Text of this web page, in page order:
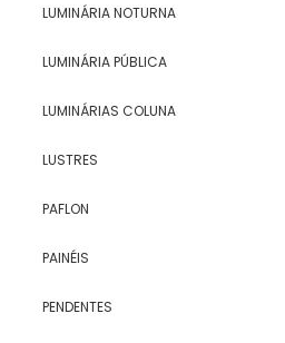
LUMINÁRIA NOTURNA
LUMINÁRIA PÚBLICA
LUMINÁRIAS COLUNA
LUSTRES
PAFLON
PAINÉIS
PENDENTES